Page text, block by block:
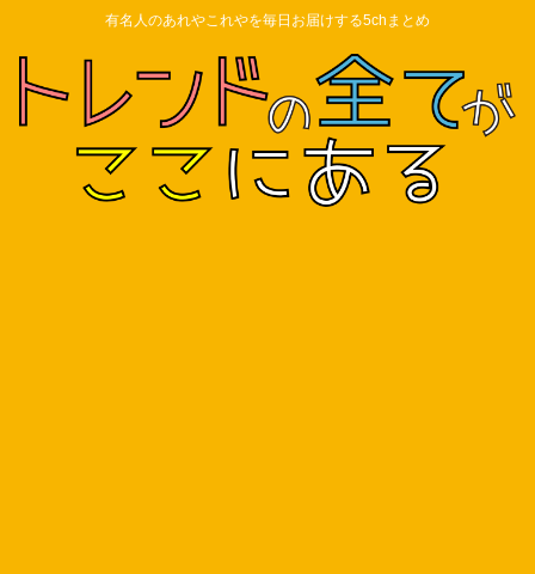
有名人のあれやこれやを毎日お届けする5chまとめ